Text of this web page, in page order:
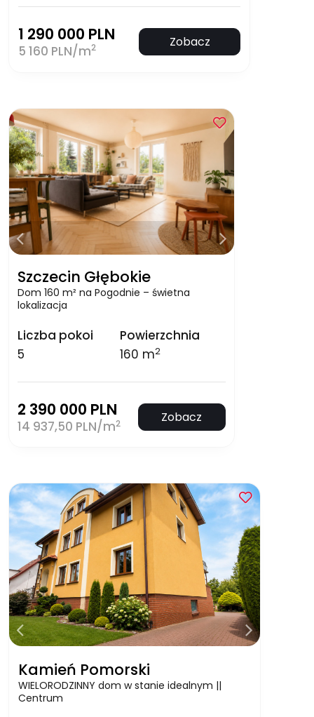
1 290 000 PLN
5 160 PLN/m2 Zobacz
Szczecin Głębokie
Dom 160 m² na Pogodnie – świetna
lokalizacja
Liczba pokoi
5
Powierzchnia
160 m2
2 390 000 PLN
14 937,50 PLN/m2 Zobacz
Kamień Pomorski
WIELORODZINNY dom w stanie idealnym ||
Centrum